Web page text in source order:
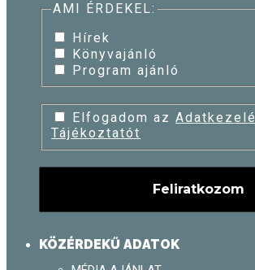
AMI ÉRDEKEL:
Hírek
Könyvajánló
Program ajánló
Elfogadom az
Tájékoztatót
KÖZÉRDEKŰ ADATOK